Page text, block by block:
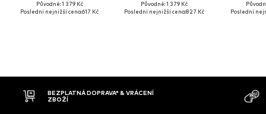
Původně: 1 379 Kč
Poslední nejnižší cena:617 Kč
Původně: 1 379 Kč
Poslední nejnižší cena:827 Kč
Poslední
BEZPLATNÁ DOPRAVA* & VRÁCENÍ
ZBOŽÍ